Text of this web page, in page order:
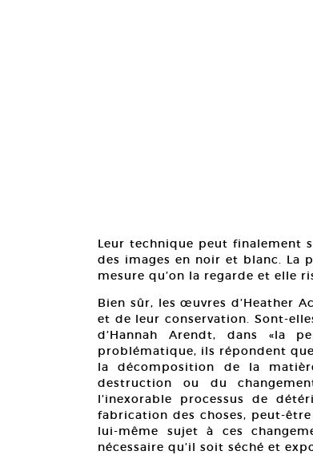
Leur technique peut finalement
des images en noir et blanc. La
mesure qu’on la regarde et elle
Bien sûr, les œuvres d’Heather
et de leur conservation. Sont-
d’Hannah Arendt, dans «la
problématique, ils répondent
la décomposition de la
destruction ou du
l’inexorable processus de
fabrication des choses, peut-
lui-même sujet à ces
nécessaire qu’il soit séché et